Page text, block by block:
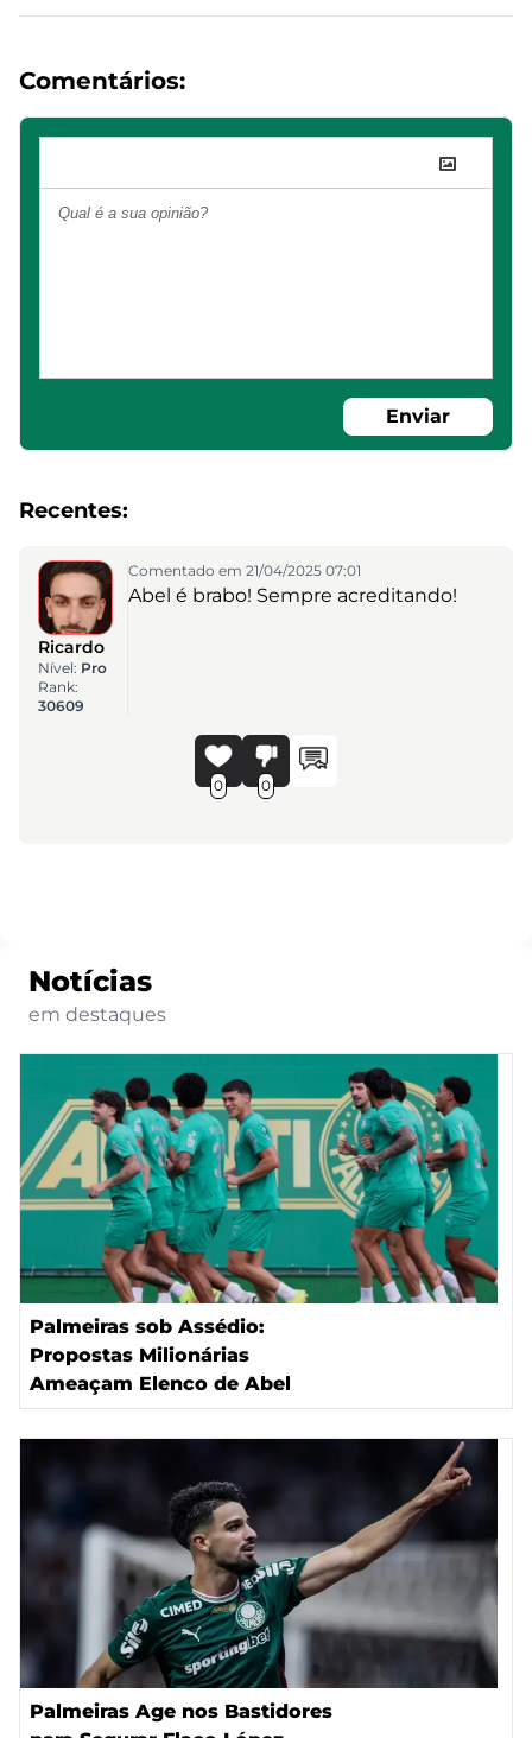
Comentários:
Enviar
Recentes:
Ricardo
Nível: Pro
Rank:
30609
Comentado em 21/04/2025 07:01
Abel é brabo! Sempre acreditando!
0 0
Notícias
em destaques
Palmeiras sob Assédio:
Propostas Milionárias
Ameaçam Elenco de Abel
Palmeiras Age nos Bastidores